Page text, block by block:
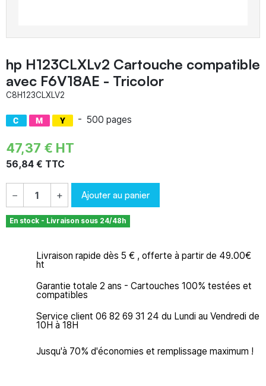
hp H123CLXLv2 Cartouche compatible
avec F6V18AE - Tricolor
C8H123CLXLV2
- 500 pages
47,37 € HT
56,84 € TTC
− + Ajouter au panier
En stock - Livraison sous 24/48h
Livraison rapide dès 5 € , offerte à partir de 49.00€
ht
Garantie totale 2 ans - Cartouches 100% testées et
compatibles
Service client 06 82 69 31 24 du Lundi au Vendredi de
10H à 18H
Jusqu'à 70% d'économies et remplissage maximum !